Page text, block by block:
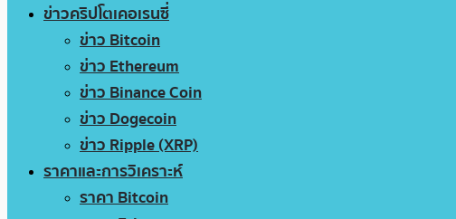
ข่าวคริปโตเคอเรนซี่
ข่าว Bitcoin
ข่าว Ethereum
ข่าว Binance Coin
ข่าว Dogecoin
ข่าว Ripple (XRP)
ราคาและการวิเคราะห์
ราคา Bitcoin